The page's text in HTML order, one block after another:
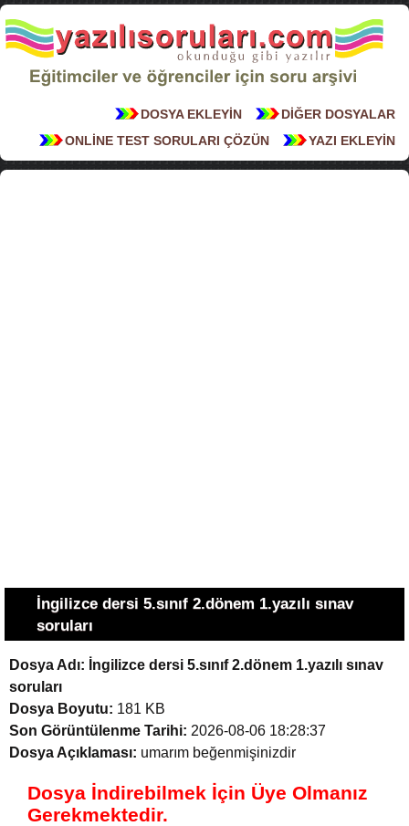
DİĞER DOSYALAR
DOSYA EKLEYİN
YAZI EKLEYİN
ONLİNE TEST SORULARI ÇÖZÜN
İngilizce dersi 5.sınıf 2.dönem 1.yazılı sınav
soruları
Dosya Adı: İngilizce dersi 5.sınıf 2.dönem 1.yazılı sınav
soruları
Dosya Boyutu: 181 KB
Son Görüntülenme Tarihi: 2026-08-06 18:28:37
Dosya Açıklaması: umarım beğenmişinizdir
Dosya İndirebilmek İçin Üye Olmanız
Gerekmektedir.